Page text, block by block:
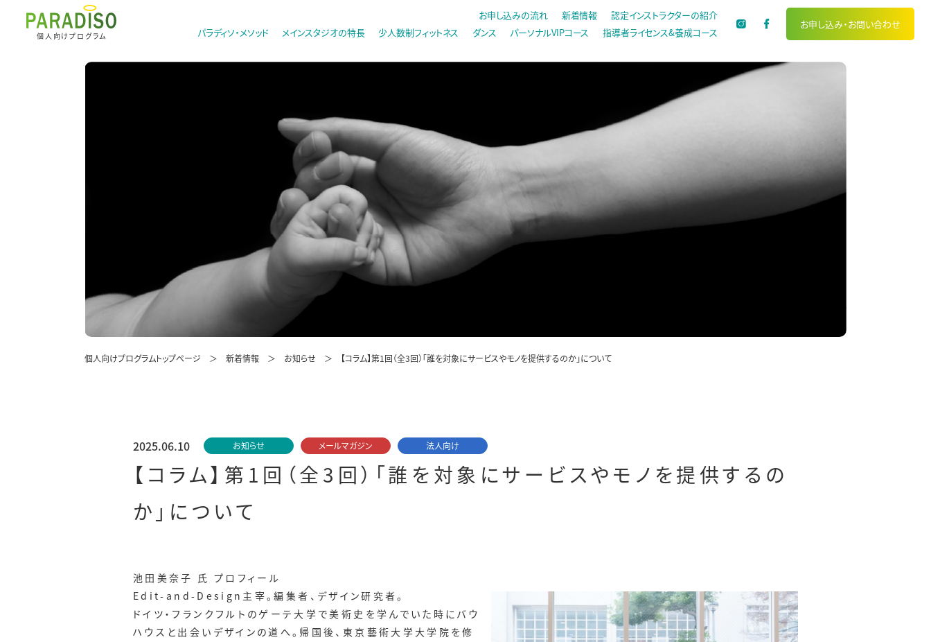
個人向けプログラム パラディソ・メソッド メインスタジオの特長 少人数制フィットネス ダンス パーソナルVIPコース 指導者ライセンス&養成コース
お申し込みの流れ 新着情報 認定インストラクターの紹介
お申し込み・お問い合わせ
個人向けプログラムトップページ 新着情報 お知らせ 【コラム】第1回（全3回）「誰を対象にサービスやモノを提供するのか」について
2025.06.10 お知らせ メールマガジン 法人向け
【コラム】第1回（全3回）「誰を対象にサービスやモノを提供するの
か」について
池田美奈子 氏 プロフィール
Edit-and-Design主宰。編集者、デザイン研究者。
ドイツ・フランクフルトのゲーテ大学で美術史を学んでいた時にバウ
ハウスと出会いデザインの道へ。帰国後、東京藝術大学大学院を修